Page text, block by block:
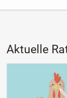
Aktuelle